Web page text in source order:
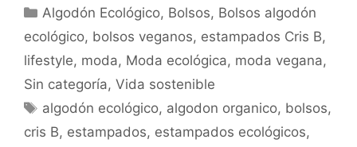
Algodón Ecológico, Bolsos, Bolsos algodón
ecológico, bolsos veganos, estampados Cris B,
lifestyle, moda, Moda ecológica, moda vegana,
Sin categoría, Vida sostenible
algodón ecológico, algodon organico, bolsos,
cris B, estampados, estampados ecológicos,